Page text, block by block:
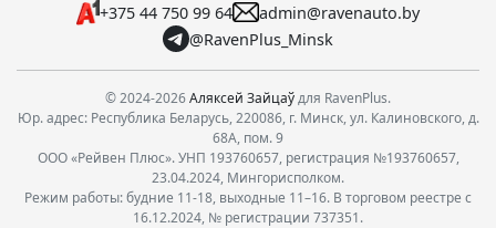
+375 44 750 99 64
admin@ravenauto.by
@RavenPlus_Minsk
© 2024-2026Аляксей Зайцаўдля RavenPlus.
Юр. адрес: Республика Беларусь, 220086, г. Минск, ул. Калиновского, д.
68А, пом. 9
ООО «Рейвен Плюс». УНП 193760657, регистрация №193760657,
23.04.2024, Мингорисполком.
Режим работы: будние 11-18, выходные 11–16. В торговом реестре с
16.12.2024, № регистрации 737351.